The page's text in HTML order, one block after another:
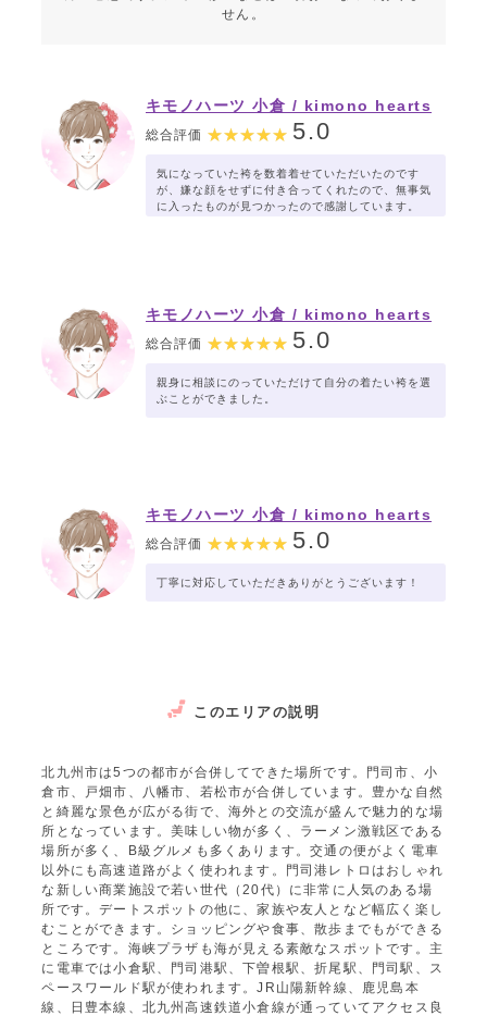
せん。
キモノハーツ 小倉 / kimono hearts
総合評価 5.0
気になっていた袴を数着着せていただいたのです
が、嫌な顔をせずに付き合ってくれたので、無事気
に入ったものが見つかったので感謝しています。
キモノハーツ 小倉 / kimono hearts
総合評価 5.0
親身に相談にのっていただけて自分の着たい袴を選
ぶことができました。
キモノハーツ 小倉 / kimono hearts
Kokura
総合評価 5.0
丁寧に対応していただきありがとうございます！
このエリアの説明
北九州市は5つの都市が合併してできた場所です。門司市、小
倉市、戸畑市、八幡市、若松市が合併しています。豊かな自然
と綺麗な景色が広がる街で、海外との交流が盛んで魅力的な場
所となっています。美味しい物が多く、ラーメン激戦区である
場所が多く、B級グルメも多くあります。交通の便がよく電車
以外にも高速道路がよく使われます。門司港レトロはおしゃれ
な新しい商業施設で若い世代（20代）に非常に人気のある場
所です。デートスポットの他に、家族や友人となど幅広く楽し
むことができます。ショッピングや食事、散歩までもができる
ところです。海峡プラザも海が見える素敵なスポットです。主
に電車では小倉駅、門司港駅、下曽根駅、折尾駅、門司駅、ス
ペースワールド駅が使われます。JR山陽新幹線、鹿児島本
線、日豊本線、北九州高速鉄道小倉線が通っていてアクセス良